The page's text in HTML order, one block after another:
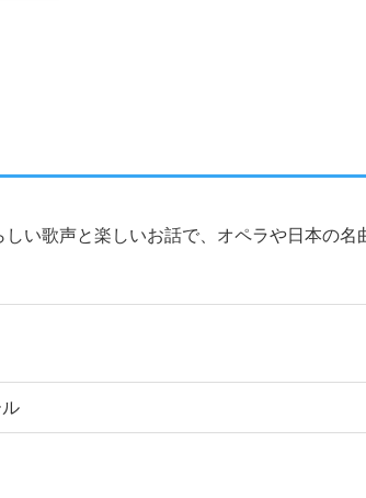
い歌声と楽しいお話で、オペラや日本の名